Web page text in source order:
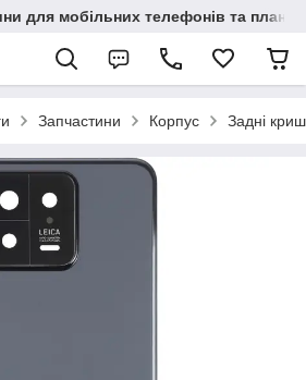
для мобільних телефонів та
Запчастини Корпус Задні